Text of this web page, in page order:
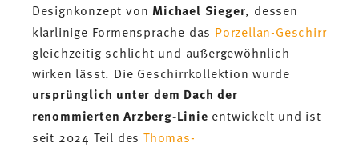
Designkonzept von Michael Sieger, dessen
klarlinige Formensprache das Porzellan-Geschirr
gleichzeitig schlicht und außergewöhnlich
wirken lässt. Die Geschirrkollektion wurde
ursprünglich unter dem Dach der
renommierten Arzberg-Linie entwickelt und ist
seit 2024 Teil desThomas-